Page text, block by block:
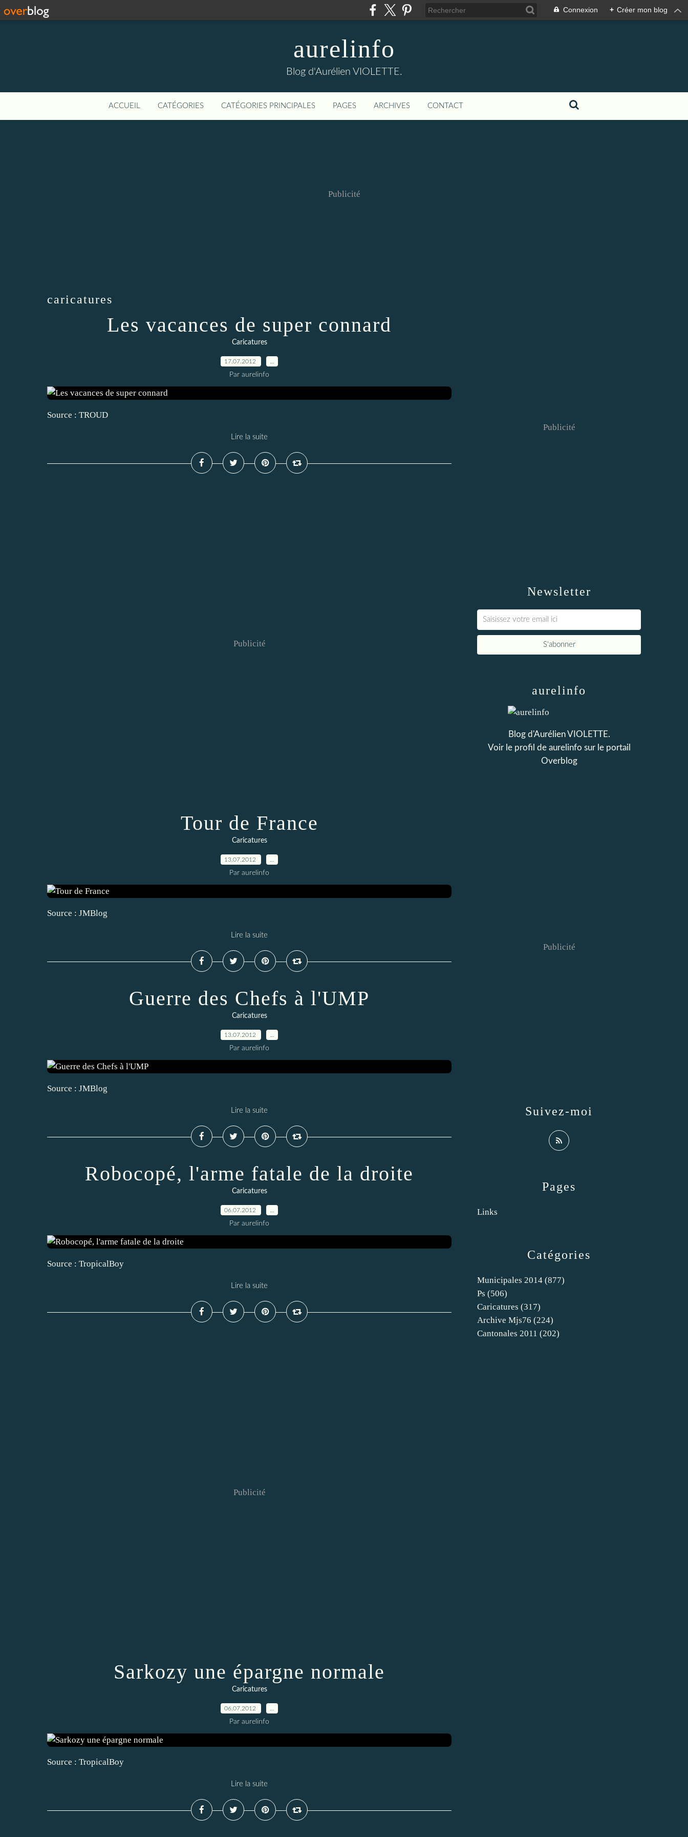
Connexion + Créer mon blog
aurelinfo
Blog d'Aurélien VIOLETTE.
ACCUEIL CATÉGORIES CATÉGORIES PRINCIPALES PAGES ARCHIVES CONTACT
Publicité
caricatures
Les vacances de super connard
Caricatures
17.07.2012
Par aurelinfo
Source : TROUD
Lire la suite
Publicité
Tour de France
Caricatures
13.07.2012
Par aurelinfo
Source : JMBlog
Lire la suite
Guerre des Chefs à l'UMP
Caricatures
13.07.2012
Par aurelinfo
Source : JMBlog
Lire la suite
Robocopé, l'arme fatale de la droite
Caricatures
06.07.2012
Par aurelinfo
Source : TropicalBoy
Lire la suite
Publicité
Sarkozy une épargne normale
Caricatures
06.07.2012
Par aurelinfo
Source : TropicalBoy
Lire la suite
Newsletter
Publicité
Catégories
Municipales 2014 (877)
Ps (506)
Caricatures (317)
Archive Mjs76 (224)
Cantonales 2011 (202)
Pages
Links
aurelinfo
Blog d'Aurélien VIOLETTE.
Voir le profil de aurelinfo sur le portail
Overblog
Suivez-moi
Publicité